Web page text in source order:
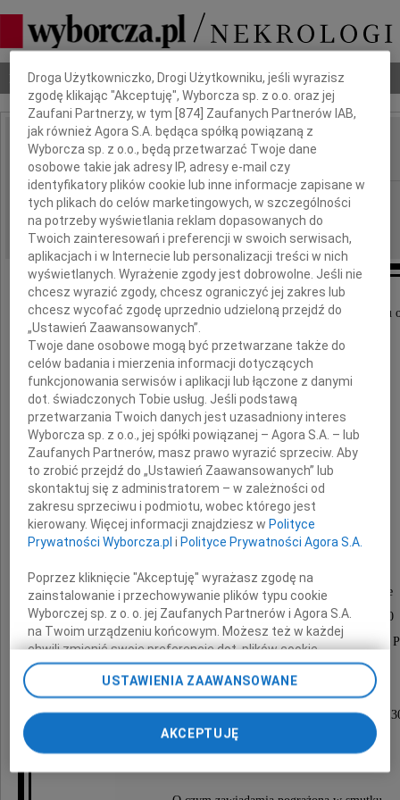
Nekrologi Odeszli Poradnik pogrzebowy
IMIĘ I NAZWISKO: Łukasz Balcer
REGION: Warszawa
DATA EMISJI: 22.04.2026
Z głębokim bólem zawiadamiamy, że 18 kwietnia 2026 roku
nasz ukochany Mąż, Ojciec, Teść i Dziadek
adwokat
Łukasz Balcer
wybitny prawnik, Minister Sprawiedliwości.
Msza święta pogrzebowa odprawiona zostanie
w piątek 24 kwietnia 2026 roku o godz. 11.30
w kościele pw. Najświętszej Maryi Panny Królowej
w Gdyni przy ul. Armii Krajowej 26.
Pogrzeb odbędzie tego samego dnia o godz.
na Cmentarzu Witomińskim
Dbamy o Twoją prywatność
Droga Użytkowniczko, Drogi Użytkowniku, jeśli wyrazisz
zgodę klikając "Akceptuję", Wyborcza sp. z o.o. oraz jej
Zaufani Partnerzy, w tym [874 ] Zaufanych Partnerów IAB,
jak również Agora S.A. będąca spółką powiązaną z
Wyborcza sp. z o.o., będą przetwarzać Twoje dane
osobowe takie jak adresy IP, adresy e-mail czy
identyfikatory plików cookie lub inne informacje zapisane w
tych plikach do celów marketingowych, w szczególności
na potrzeby wyświetlania reklam dopasowanych do
Twoich zainteresowań i preferencji w swoich serwisach,
aplikacjach i w Internecie lub personalizacji treści w nich
wyświetlanych. Wyrażenie zgody jest dobrowolne. Jeśli nie
chcesz wyrazić zgody, chcesz ograniczyć jej zakres lub
chcesz wycofać zgodę uprzednio udzieloną przejdź do
„Ustawień Zaawansowanych”.
Twoje dane osobowe mogą być przetwarzane także do
celów badania i mierzenia informacji dotyczących
funkcjonowania serwisów i aplikacji lub łączone z danymi
dot. świadczonych Tobie usług. Jeśli podstawą
przetwarzania Twoich danych jest uzasadniony interes
Wyborcza sp. z o.o., jej spółki powiązanej – Agora S.A. – lub
Zaufanych Partnerów, masz prawo wyrazić sprzeciw. Aby
to zrobić przejdź do „Ustawień Zaawansowanych” lub
skontaktuj się z administratorem – w zależności od
zakresu sprzeciwu i podmiotu, wobec którego jest
kierowany. Więcej informacji znajdziesz w Polityce
Prywatności Wyborcza.pl i Polityce Prywatności Agora S.A.
Poprzez kliknięcie "Akceptuję" wyrażasz zgodę na
zainstalowanie i przechowywanie plików typu cookie
Wyborczej sp. z o. o. jej Zaufanych Partnerów i Agora S.A.
na Twoim urządzeniu końcowym. Możesz też w każdej
chwili zmienić swoje preferencje dot. plików cookie,
ponownie wywołując narzędzie do zarządzania Twoimi
preferencjami dot. przetwarzania danych poprzez
odnośnik „Ustawienia prywatności” w stopce serwisu i
przechodząc do sekcji „Ustawienia zaawansowane”.
Zmiana ustawień plików cookie możliwa jest także za
pomocą ustawień przeglądarki.
My, nasi Zaufani Partnerzy i Agora S.A. możemy
USTAWIENIA ZAAWANSOWANE
AKCEPTUJĘ